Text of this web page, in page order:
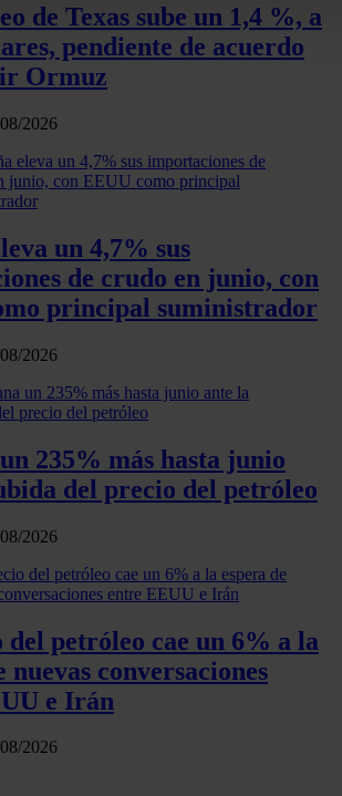
sus preferencias en la
sección de
retirar su consentimiento en cualquier
cookies.
sitio web se usan para personalizar el
compartimos información sobre el uso que
partners de redes sociales,
o que hayan recopilado a partir del uso
de Texas sube un 1,4 %, a
pendiente de acuerdo
Ormuz
2026
un 4,7% sus
de crudo en junio, con
principal suministrador
2026
235% más hasta junio
del precio del petróleo
2026
petróleo cae un 6% a la
nuevas conversaciones
e Irán
2026